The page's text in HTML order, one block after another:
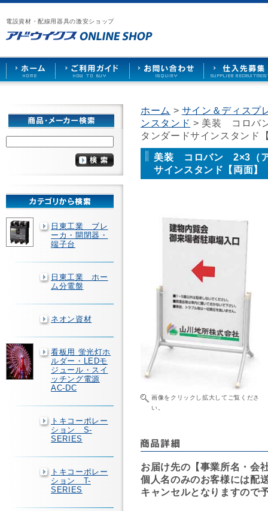
電設資材・配線用器具の激安ショップ
漏
電
ブ
レ
ー
カ
ー
や
照
ケ
ッ
ト
な
で
販
売
ア
ウ
イ
ス
HOME
ご
用
ガ
ド
お
い
合
せ
仕
先
募
日東工業 ブレ
ーカ・開閉器・
端子台
日東工業 ホー
ム分電盤
ネオン資材
看板用 蛍光灯ホ
ルダー・LEDモ
ジュール・スイ
ッチング電源
AC-DC
トキコーポレー
ション S-
SERIES
トキコーポレー
ション T-
SERIES
ホーム > サイン＆ディス
ンスタンド > 美装 コロバ
タンダードサインスタンド
美装 コロバン 2×3（
サインスタンド【両面】
画像をクリックし拡大してご覧くださ
い。
お届け先の【事業所名・会
個人名のみのお客様には配
キャンセルとなりますので